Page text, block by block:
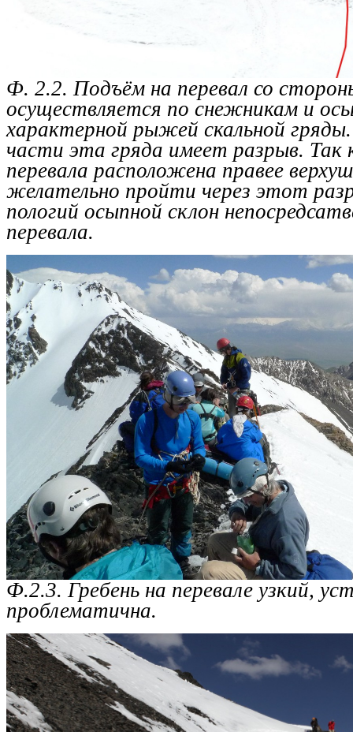
Ф. 2.2. Подъём на перевал со
осуществляется по снежникам и
характерной рыжей скальной
части эта гряда имеет разрыв. Так
перевала расположена правее
желательно пройти через этот
пологий осыпной склон
перевала.
Ф.2.3. Гребень на перевале узкий,
проблематична.